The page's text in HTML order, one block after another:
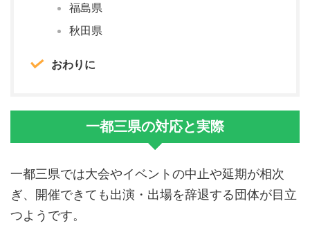
福島県
秋田県
おわりに
一都三県の対応と実際
一都三県では大会やイベントの中止や延期が相次
ぎ、開催できても出演・出場を辞退する団体が目立
つようです。